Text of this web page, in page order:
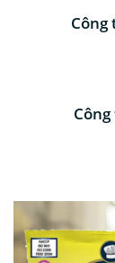
Công